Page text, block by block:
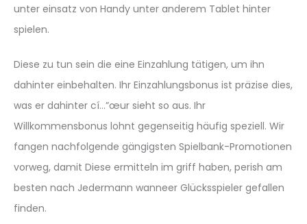
unter einsatz von Handy unter anderem Tablet hinter
spielen.
Diese zu tun sein die eine Einzahlung tätigen, um ihn
dahinter einbehalten. Ihr Einzahlungsbonus ist präzise dies,
was er dahinter cí…”œur sieht so aus. Ihr
Willkommensbonus lohnt gegenseitig häufig speziell. Wir
fangen nachfolgende gängigsten Spielbank-Promotionen
vorweg, damit Diese ermitteln im griff haben, perish am
besten nach Jedermann wanneer Glücksspieler gefallen
finden.